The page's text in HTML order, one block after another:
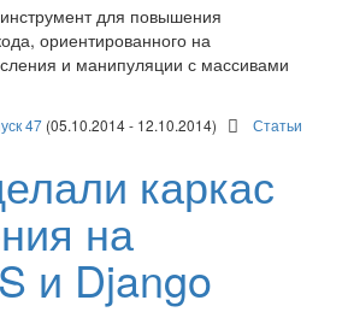
для повышения
ориентированного на
и манипуляции с массивами
47 (05.10.2014 - 12.10.2014) Статьи
каркас
на
и Django